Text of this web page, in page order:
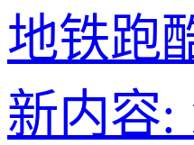
地铁跑
新内容: